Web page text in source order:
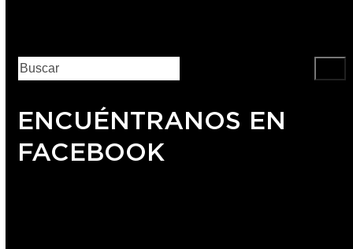
ENCUÉNTRANOS EN
FACEBOOK